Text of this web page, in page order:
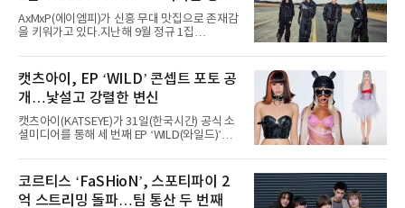
로 현장의 분위기를 압도했다”고 밝혔다.1991
년 시작된 ‘롤라팔루자’는 8개 스테이지, 170여
팀의 아티스트와 40만 명 이상의 관객이 운집하
코르티스 등 K팝 스타들이 출연진 명단에 이름
을 올렸다.이날 에스파는
세
AxMxP(에이엠피)가 신흥 무대 맛집으로 존재감
을 키워가고 있다.지난해 9월 정규 1집
AxMxP는 데뷔 전부터 버스킹과 각종 페스티벌,
공연 무대에 오르며 실전 경험을 쌓아왔다.이들
은 소속사 패밀리 콘서트를 비롯해 '뷰티풀 민트
라이프 2025', '2025 부산국제록페스티벌' 등 대
형 무대에 잇달아 출연해 당찬 에너지와 풋풋한
매력으로 음악팬들의 눈도장을 찍었다.이후
AxMxP는 '카운트다운 판타지 2025-2026',
정적인 실력을 입증했고, 올해 '2026 어썸뮤직
페스티벌', '뷰티풀 민트 라이프 2026', '2026
캣츠아이, EP ‘WILD’ 콘셉트 포토 공
개…낯설고 강렬한 변신
캣츠아이(KATSEYE)가 31일(한국시간) 공식 소
셜미디어를 통해 세 번째 EP ‘WILD(와일드)’의
heart(와일드 하트)’라는 제목이 붙은 콘셉트 포
토에는 멤버들의 본능적이고 야성적인 면모가
강렬하게 담겼다. 짙은 아이섀도와 푸른빛·금빛·
붉은빛의 컬러 렌즈가 비현실적인 분위기를 자
코르티스 ‘FaSHioN’, 스포티파이 2
억 스트리밍 돌파…팀 통산 두 번째